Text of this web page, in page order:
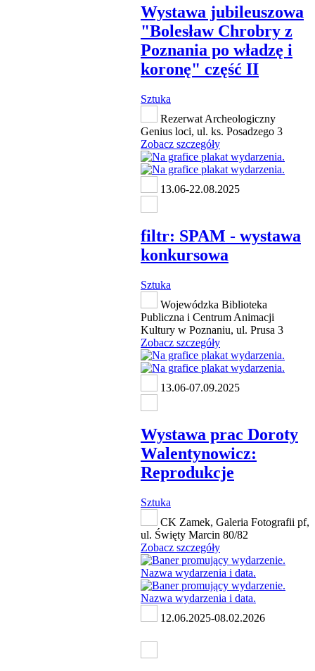
Wystawa jubileuszowa
"Bolesław Chrobry z
Poznania po władzę i
koronę" część II
Sztuka
Rezerwat Archeologiczny
Genius loci, ul. ks. Posadzego 3
Zobacz szczegóły
13.06-22.08.2025
filtr: SPAM - wystawa
konkursowa
Sztuka
Wojewódzka Biblioteka
Publiczna i Centrum Animacji
Kultury w Poznaniu, ul. Prusa 3
Zobacz szczegóły
13.06-07.09.2025
Wystawa prac Doroty
Walentynowicz:
Reprodukcje
Sztuka
CK Zamek, Galeria Fotografii pf,
ul. Święty Marcin 80/82
Zobacz szczegóły
12.06.2025-08.02.2026